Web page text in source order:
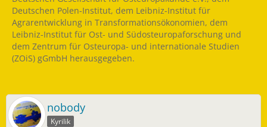
Deutschen Polen-Institut, dem Leibniz-Institut für
Agrarentwicklung in Transformationsökonomien, dem
Leibniz-Institut für Ost- und Südosteuropaforschung und
dem Zentrum für Osteuropa- und internationale Studien
(ZOiS) gGmbH herausgegeben.
nobody
Kyrilik